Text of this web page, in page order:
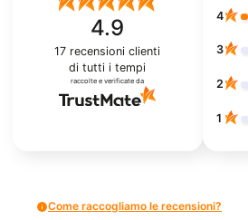
4.9
17 recensioni clienti
di tutti i tempi
raccolte e verificate da
4
3
2
1
Come raccogliamo le recensioni?